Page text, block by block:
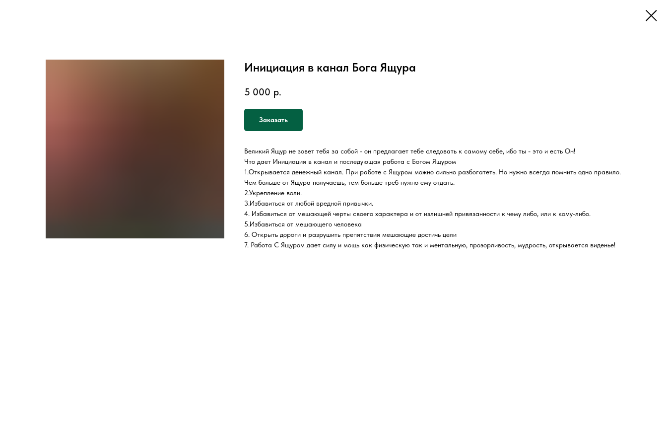
Инициация в канал Бога Ящура
5 000 р.
Заказать
Великий Ящур не зовет тебя за собой - он предлагает тебе следовать к самому себе, ибо ты - это и есть Он!
Что дает Инициация в канал и последующая работа с Богом Ящуром
1.Открывается денежный канал. При работе с Ящуром можно сильно разбогатеть. Но нужно всегда помнить одно правило.
Чем больше от Ящура получаешь, тем больше треб нужно ему отдать.
2.Укрепление воли.
3.Избавиться от любой вредной привычки.
4. Избавиться от мешающей черты своего характера и от излишней привязанности к чему либо, или к кому-либо.
5.Избавиться от мешающего человека
6. Открыть дороги и разрушить препятствия мешающие достичь цели
7. Работа С Ящуром дает силу и мощь как физическую так и ментальную, прозорливость, мудрость, открывается виденье!